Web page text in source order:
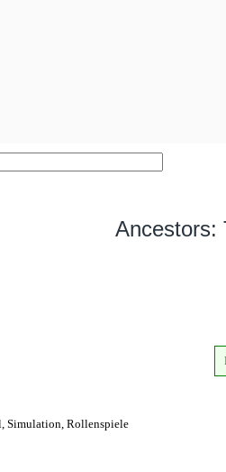
Ancestors:
Simulation, Rollenspiele